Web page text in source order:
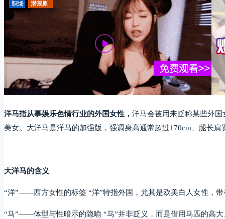
洋马指从事娱乐色情行业的外国女性， 洋马会被用来贬称某些外
美女。大洋马是洋马的加强版，强调身高通常超过170cm、腿长
大洋马的含义
“洋”——西方女性的标签 “洋”特指外国，尤其是欧美白人女性，
“马”——体型与性暗示的隐喻 “马”并非贬义，而是借用马匹的高